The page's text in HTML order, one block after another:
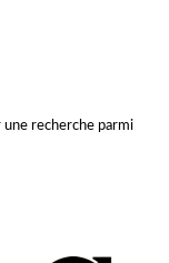
recherche parmi